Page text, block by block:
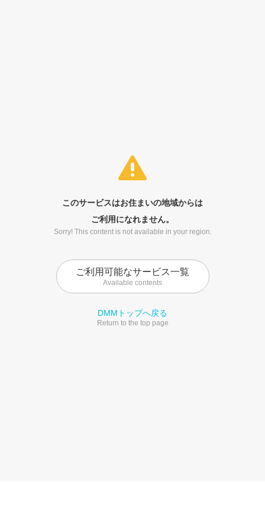
このサービスはお住まいの地域からは
ご利用になれません。
Sorry! This content is not available in your region.
ご利用可能なサービス一覧
Available contents
DMMトップへ戻る
Return to the top page